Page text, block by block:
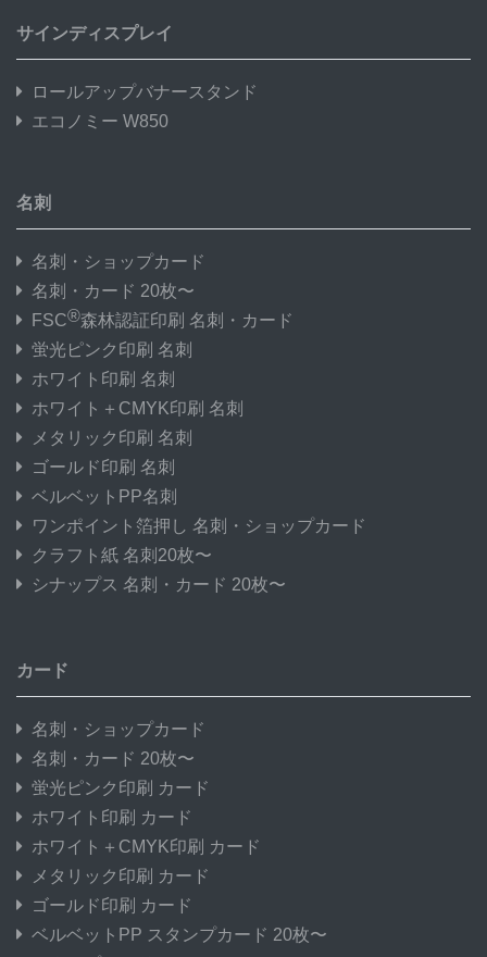
サインディスプレイ
ロールアップバナースタンド
エコノミー W850
名刺
名刺・ショップカード
名刺・カード 20枚〜
FSC®森林認証印刷 名刺・カード
蛍光ピンク印刷 名刺
ホワイト印刷 名刺
ホワイト＋CMYK印刷 名刺
メタリック印刷 名刺
ゴールド印刷 名刺
ベルベットPP名刺
ワンポイント箔押し 名刺・ショップカード
クラフト紙 名刺20枚〜
シナップス 名刺・カード 20枚〜
カード
名刺・ショップカード
名刺・カード 20枚〜
蛍光ピンク印刷 カード
ホワイト印刷 カード
ホワイト＋CMYK印刷 カード
メタリック印刷 カード
ゴールド印刷 カード
ベルベットPP スタンプカード 20枚〜